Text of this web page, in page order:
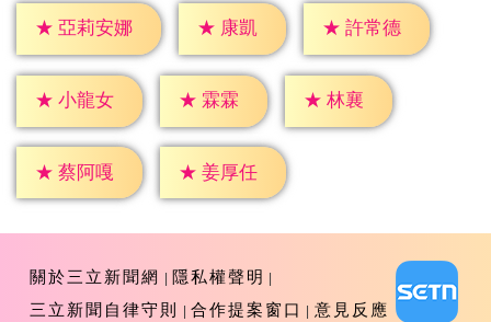
★ 亞莉安娜 ★ 康凱 ★ 許常德
★ 小龍女 ★ 霖霖 ★ 林襄
★ 蔡阿嘎 ★ 姜厚任
關於三立新聞網
隱私權聲明
三立新聞自律守則
合作提案窗口 意見反應